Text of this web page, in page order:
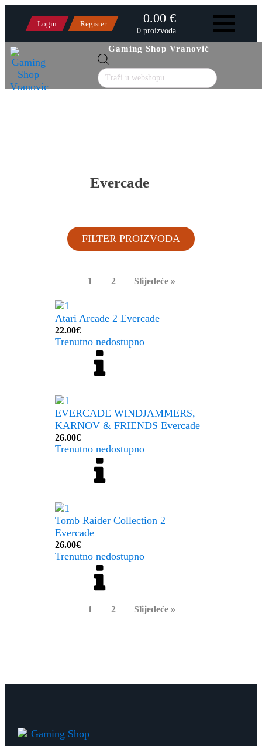
Login Register 0.00 €
0 proizvoda
Gaming Shop Vranović
Products
search
Evercade
FILTER PROIZVODA
1 2 Slijedeće »
Atari Arcade 2 Evercade
22.00€
Trenutno nedostupno
EVERCADE WINDJAMMERS,
KARNOV & FRIENDS Evercade
26.00€
Trenutno nedostupno
Tomb Raider Collection 2
Evercade
26.00€
Trenutno nedostupno
1 2 Slijedeće »